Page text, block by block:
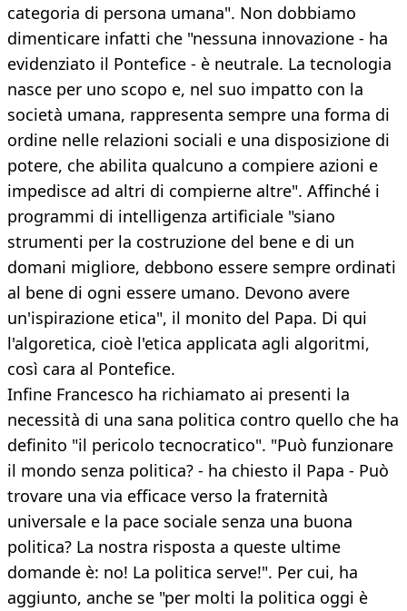
categoria di persona umana". Non dobbiamo
dimenticare infatti che "nessuna innovazione - ha
evidenziato il Pontefice - è neutrale. La tecnologia
nasce per uno scopo e, nel suo impatto con la
società umana, rappresenta sempre una forma di
ordine nelle relazioni sociali e una disposizione di
potere, che abilita qualcuno a compiere azioni e
impedisce ad altri di compierne altre". Affinché i
programmi di intelligenza artificiale "siano
strumenti per la costruzione del bene e di un
domani migliore, debbono essere sempre ordinati
al bene di ogni essere umano. Devono avere
un'ispirazione etica", il monito del Papa. Di qui
l'algoretica, cioè l'etica applicata agli algoritmi,
così cara al Pontefice.
Infine Francesco ha richiamato ai presenti la
necessità di una sana politica contro quello che ha
definito "il pericolo tecnocratico". "Può funzionare
il mondo senza politica? - ha chiesto il Papa - Può
trovare una via efficace verso la fraternità
universale e la pace sociale senza una buona
politica? La nostra risposta a queste ultime
domande è: no! La politica serve!". Per cui, ha
aggiunto, anche se "per molti la politica oggi è